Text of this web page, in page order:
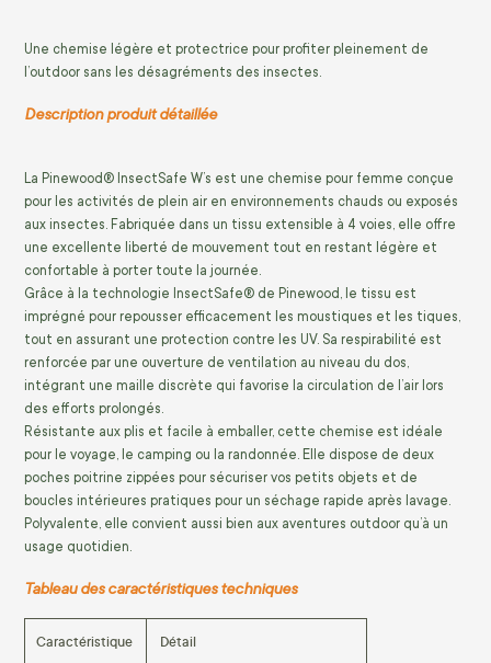
Une chemise légère et protectrice pour profiter pleinement de
l’outdoor sans les désagréments des insectes.
Description produit détaillée
La Pinewood® InsectSafe W’s est une chemise pour femme conçue
pour les activités de plein air en environnements chauds ou exposés
aux insectes. Fabriquée dans un tissu extensible à 4 voies, elle offre
une excellente liberté de mouvement tout en restant légère et
confortable à porter toute la journée.
Grâce à la technologie InsectSafe® de Pinewood, le tissu est
imprégné pour repousser efficacement les moustiques et les tiques,
tout en assurant une protection contre les UV. Sa respirabilité est
renforcée par une ouverture de ventilation au niveau du dos,
intégrant une maille discrète qui favorise la circulation de l’air lors
des efforts prolongés.
Résistante aux plis et facile à emballer, cette chemise est idéale
pour le voyage, le camping ou la randonnée. Elle dispose de deux
poches poitrine zippées pour sécuriser vos petits objets et de
boucles intérieures pratiques pour un séchage rapide après lavage.
Polyvalente, elle convient aussi bien aux aventures outdoor qu’à un
usage quotidien.
Tableau des caractéristiques techniques
Caractéristique Détail